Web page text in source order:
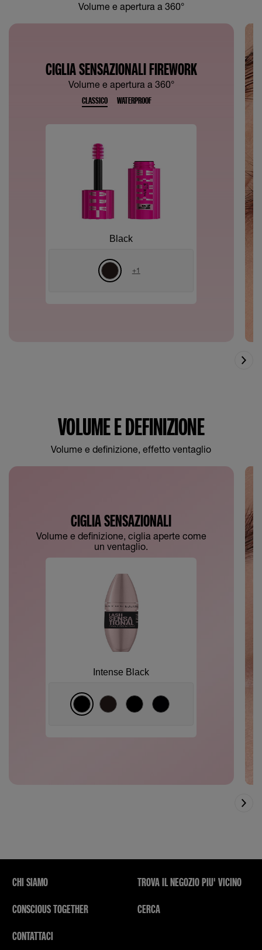
Volume e apertura a 360°
CIGLIA SENSAZIONALI FIREWORK
Volume e apertura a 360°
CLASSICO WATERPROOF
Black
+1
VOLUME E DEFINIZIONE
Volume e definizione, effetto ventaglio
CIGLIA SENSAZIONALI
Volume e definizione, ciglia aperte come
un ventaglio.
Intense Black
CHI SIAMO
CONSCIOUS TOGETHER
CONTATTACI
TROVA IL NEGOZIO PIU' VICINO
CERCA